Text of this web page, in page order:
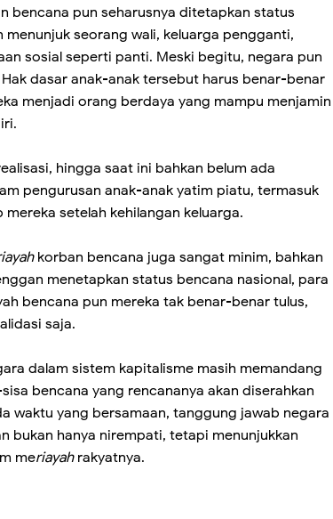
bencana pun seharusnya ditetapkan status
menunjuk seorang wali, keluarga pengganti,
sosial seperti panti. Meski begitu, negara pun
dasar anak-anak tersebut harus benar-benar
menjadi orang berdaya yang mampu menjamin
hingga saat ini bahkan belum ada
pengurusan anak-anak yatim piatu, termasuk
setelah kehilangan keluarga.
korban bencana juga sangat minim, bahkan
menetapkan status bencana nasional, para
bencana pun mereka tak benar-benar tulus,
saja.
dalam sistem kapitalisme masih memandang
bencana yang rencananya akan diserahkan
waktu yang bersamaan, tanggung jawab negara
bukan hanya nirempati, tetapi menunjukkan
meriayahrakyatnya.